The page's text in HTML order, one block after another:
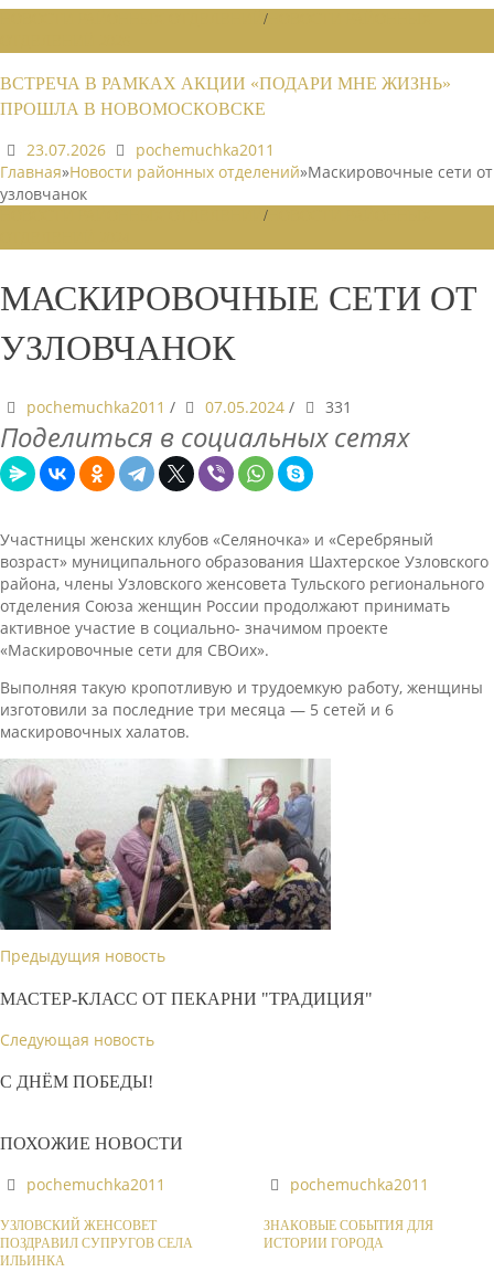
/
ВСТРЕЧА В РАМКАХ АКЦИИ «ПОДАРИ МНЕ ЖИЗНЬ»
ПРОШЛА В НОВОМОСКОВСКЕ
23.07.2026
pochemuchka2011
Главная»Новости районных отделений»Маскировочные сети от
узловчанок
/
МАСКИРОВОЧНЫЕ СЕТИ ОТ
УЗЛОВЧАНОК
pochemuchka2011 / 07.05.2024 / 331
Поделиться в социальных сетях
Участницы женских клубов «Селяночка» и «Серебряный
возраст» муниципального образования Шахтерское Узловского
района, члены Узловского женсовета Тульского регионального
отделения Союза женщин России продолжают принимать
активное участие в социально- значимом проекте
«Маскировочные сети для СВОих».
Выполняя такую кропотливую и трудоемкую работу, женщины
изготовили за последние три месяца — 5 сетей и 6
маскировочных халатов.
Предыдущия новость
МАСТЕР-КЛАСС ОТ ПЕКАРНИ "ТРАДИЦИЯ"
Следующая новость
С ДНЁМ ПОБЕДЫ!
ПОХОЖИЕ НОВОСТИ
pochemuchka2011
УЗЛОВСКИЙ ЖЕНСОВЕТ
ПОЗДРАВИЛ СУПРУГОВ СЕЛА
ИЛЬИНКА
pochemuchka2011
ЗНАКОВЫЕ СОБЫТИЯ ДЛЯ
ИСТОРИИ ГОРОДА